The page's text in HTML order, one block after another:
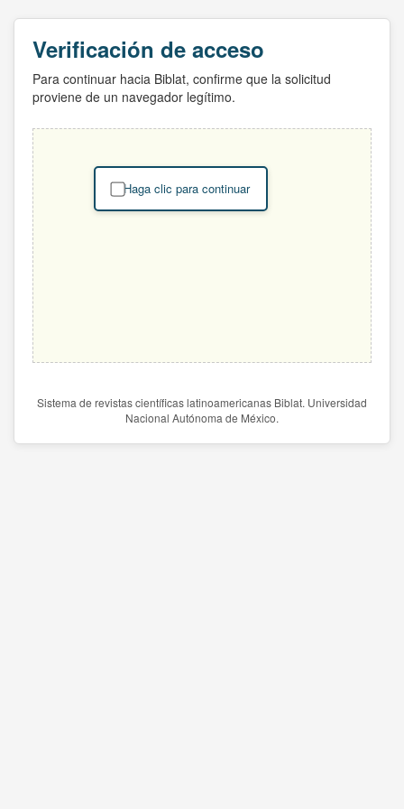
Verificación de acceso
Para continuar hacia Biblat, confirme que la solicitud
proviene de un navegador legítimo.
Haga clic para continuar
Sistema de revistas científicas latinoamericanas Biblat. Universidad
Nacional Autónoma de México.